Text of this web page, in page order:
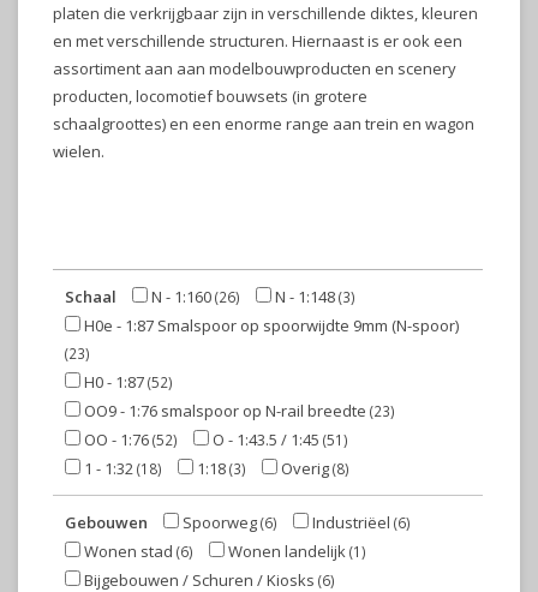
platen die verkrijgbaar zijn in verschillende diktes, kleuren
en met verschillende structuren. Hiernaast is er ook een
assortiment aan aan modelbouwproducten en scenery
producten, locomotief bouwsets (in grotere
schaalgroottes) en een enorme range aan trein en wagon
wielen.
Schaal N - 1:160(26) N - 1:148(3)
H0e - 1:87 Smalspoor op spoorwijdte 9mm (N-spoor)
(23)
H0 - 1:87(52)
OO9 - 1:76 smalspoor op N-rail breedte (23)
OO - 1:76(52) O - 1:43.5 / 1:45 (51)
1 - 1:32(18) 1:18(3) Overig(8)
Gebouwen Spoorweg(6) Industriëel (6)
Wonen stad (6) Wonen landelijk(1)
Bijgebouwen / Schuren / Kiosks (6)